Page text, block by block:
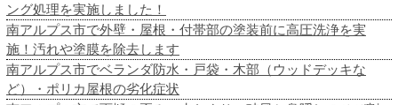
ング処理を実施しました！
南アルプス市で外壁・屋根・付帯部の塗装前に高圧洗浄を実
施！汚れや塗膜を除去します
南アルプス市でベランダ防水・戸袋・木部（ウッドデッキな
ど）・ポリカ屋根の劣化症状